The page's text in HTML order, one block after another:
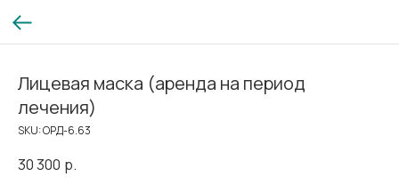
Лицевая маска (аренда на период
лечения)
SKU:ОРД-6.63
30 300 р.